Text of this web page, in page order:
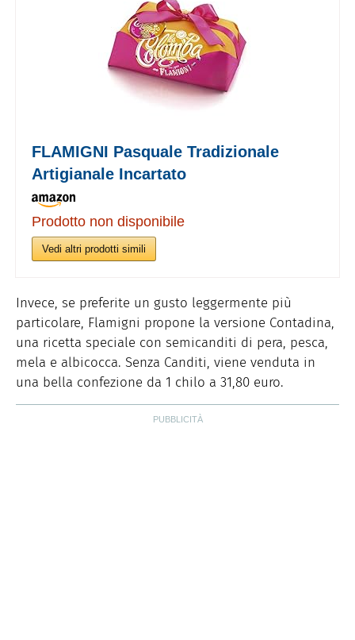
FLAMIGNI Pasquale Tradizionale
Artigianale Incartato
Prodotto non disponibile
Vedi altri prodotti simili
Invece, se preferite un gusto leggermente più
particolare, Flamigni propone la versione Contadina,
una ricetta speciale con semicanditi di pera, pesca,
mela e albicocca. Senza Canditi, viene venduta in
una bella confezione da 1 chilo a 31,80 euro.